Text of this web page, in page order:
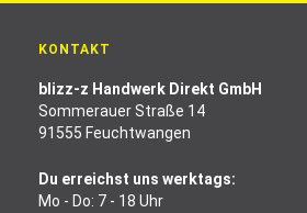
KONTAKT
blizz-z Handwerk Direkt GmbH
Sommerauer Straße 14
91555 Feuchtwangen
Du erreichst uns werktags:
Mo - Do: 7 - 18 Uhr